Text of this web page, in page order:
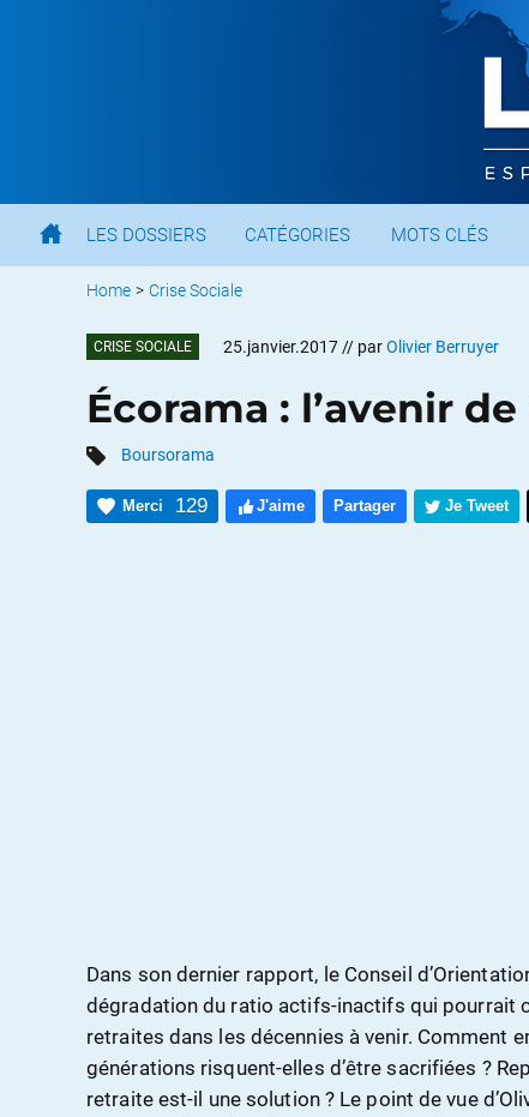
LES DOSSIERS CATÉGORIES MOTS CLÉS
Home > Crise Sociale
CRISE SOCIALE 25.janvier.2017 // parOlivier Berruyer
Écorama : l’avenir
Boursorama
Merci 129 J'aime Partager Je Tweet
Dans son dernier rapport, le Conseil
dégradation du ratio actifs-inactifs qui pourrait
retraites dans les décennies à venir. Comment
générations risquent-elles d’être sacrifiées ?
retraite est-il une solution ? Le point de vue